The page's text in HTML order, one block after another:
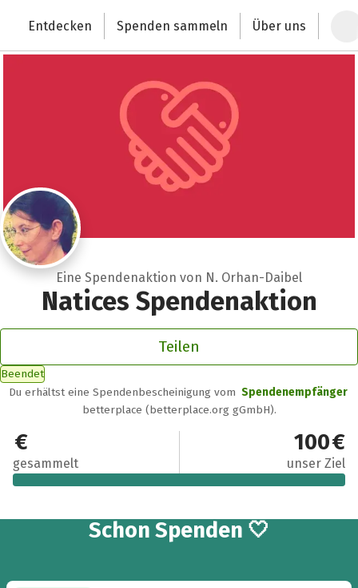
Deutschlands größte Spendenplattform
Entdecken Spenden sammeln Über uns
Eine Spendenaktion von N. Orhan-Daibel
Natices Spendenaktion
Teilen
Beendet
Du erhältst eine Spendenbescheinigung vom Spendenempfänger
betterplace (betterplace.org gGmbH).
100 €
gesammelt
100 €
unser Ziel
Schon 4
Spenden 🤍